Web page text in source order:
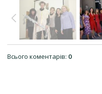
Всього коментарів: 0